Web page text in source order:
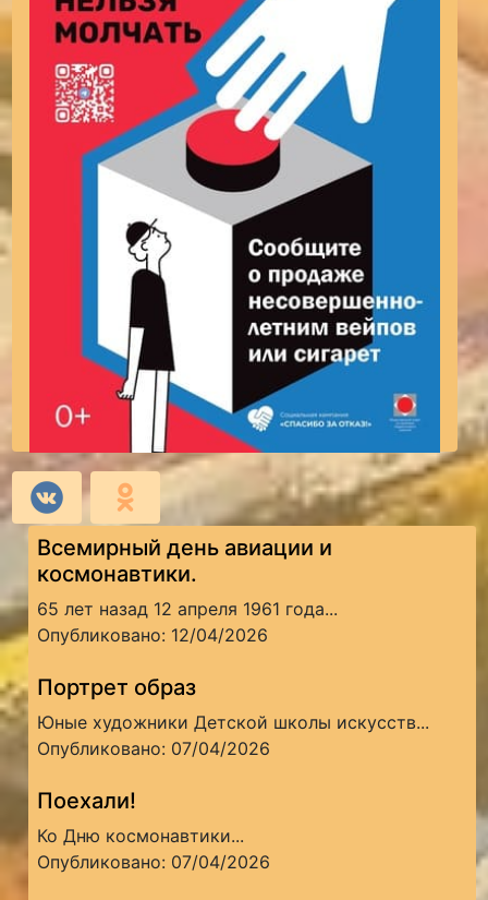
Всемирный день авиации и
космонавтики.
65 лет назад 12 апреля 1961 года...
Опубликовано: 12/04/2026
Портрет образ
Юные художники Детской школы искусств...
Опубликовано: 07/04/2026
Поехали!
Ко Дню космонавтики...
Опубликовано: 07/04/2026